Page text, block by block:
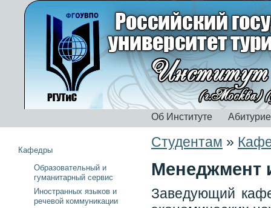
Об Институте
Студентам »
Менеджмент
Заведующий
Кафедры
Образовательный и
гуманитарный сервис
Иностранных языков и
речевой коммуникации